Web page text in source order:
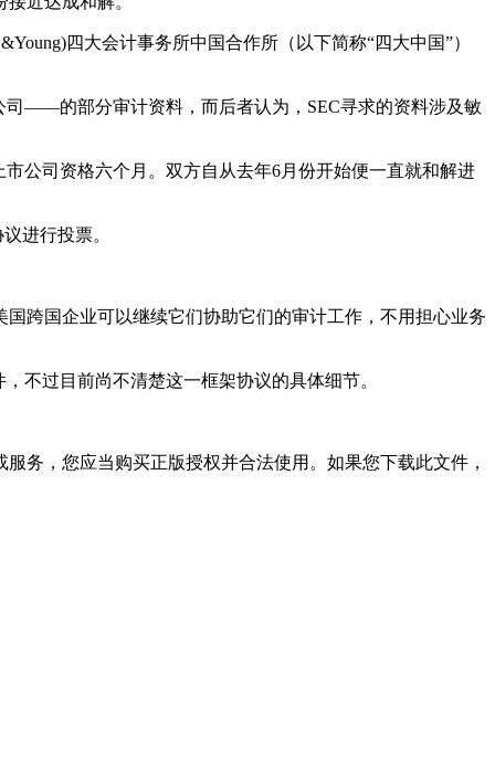
四大会计事务所中国合作所（以下简称“四大中国”）
——的部分审计资料，而后者认为，SEC寻求的资料涉及敏
公司资格六个月。双方自从去年6月份开始便一直就和解进
进行投票。
跨国企业可以继续它们协助它们的审计工作，不用担心业务
不过目前尚不清楚这一框架协议的具体细节。
务，您应当购买正版授权并合法使用。如果您下载此文件，